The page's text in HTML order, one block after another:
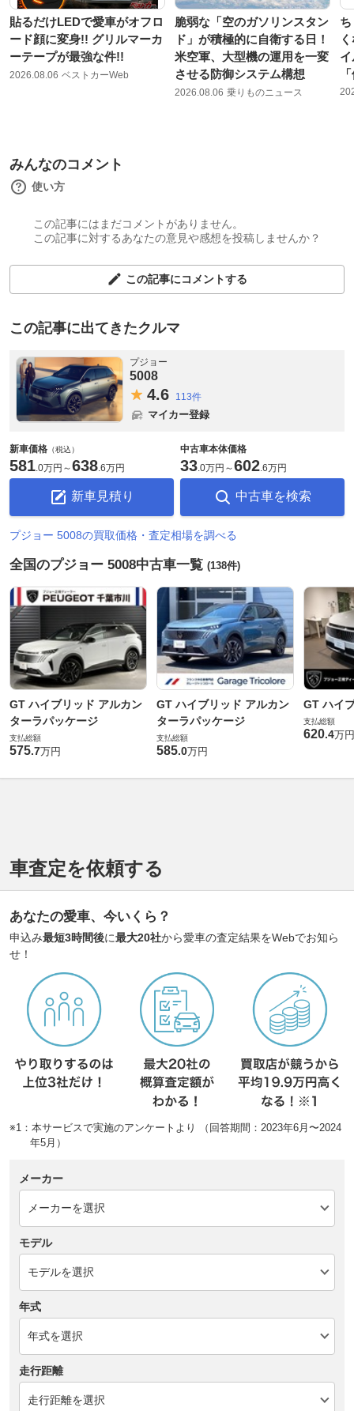
貼るだけLEDで愛車がオフロ
ード顔に変身!! グリルマーカ
ーテープが最強な件!!
2026.08.06 ベストカーWeb
脆弱な「空のガソリンスタン
ド」が積極的に自衛する日！
米空軍、大型機の運用を一変
させる防御システム構想
2026.08.06 乗りものニュース
みんなのコメント
使い方
この記事にはまだコメントがありません。
この記事に対するあなたの意見や感想を投稿しませんか？
この記事にコメントする
この記事に出てきたクルマ
プジョー
5008
4.6 113件
マイカー登録
新車価格 （税込）
581.0万円 ～638.6万円
新車見積り
中古車本体価格
33.0万円 ～602.6万円
中古車を検索
プジョー 5008の買取価格・査定相場を調べる
全国のプジョー 5008中古車一覧 (138件)
GT ハイブリッド アルカン
ターラパッケージ
支払総額
575.7万円
GT ハイブリッド アルカン
ターラパッケージ
支払総額
585.0万円
GT ハイ
支払総額
620.4万円
車査定を依頼する
あなたの愛車、今いくら？
申込み最短3時間後に最大20社から愛車の査定結果をWebでお知ら
せ！
※1：本サービスで実施のアンケートより （回答期間：2023年6月〜2024
年5月）
メーカー
モデル
年式
走行距離